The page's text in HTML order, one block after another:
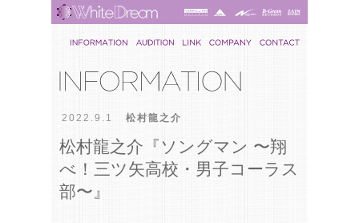
2022.9.1 松村龍之介
松村龍之介『ソングマン 〜翔
べ！三ツ矢高校・男子コーラス
部〜』